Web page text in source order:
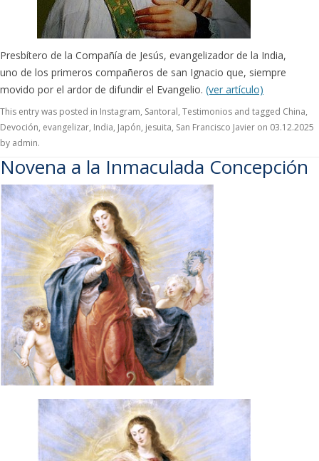
Presbítero de la Compañía de Jesús, evangelizador de la India,
uno de los primeros compañeros de san Ignacio que, siempre
movido por el ardor de difundir el Evangelio. (ver artículo)
This entry was posted in Instagram, Santoral, Testimonios and tagged China,
Devoción, evangelizar, India, Japón, jesuita, San Francisco Javier on 03.12.2025
by admin.
Novena a la Inmaculada Concepción